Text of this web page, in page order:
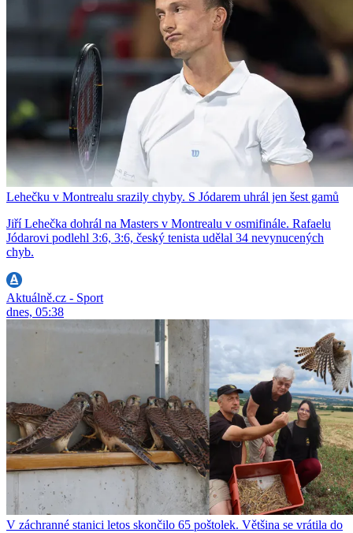
Lehečku v Montrealu srazily chyby. S Jódarem uhrál jen šest gamů
Jiří Lehečka dohrál na Masters v Montrealu v osmifinále. Rafaelu
Jódarovi podlehl 3:6, 3:6, český tenista udělal 34 nevynucených
chyb.
Aktuálně.cz - Sport
dnes, 05:38
V záchranné stanici letos skončilo 65 poštolek. Většina se vrátila do